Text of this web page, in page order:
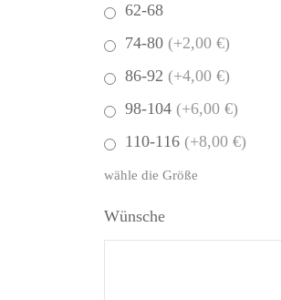
62-68
74-80 (+2,00 €)
86-92 (+4,00 €)
98-104 (+6,00 €)
110-116 (+8,00 €)
wähle die Größe
Wünsche